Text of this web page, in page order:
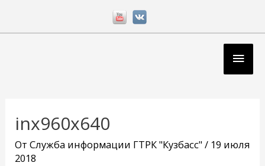
inx960x640
ОтСлужба информации ГТРК "Кузбасс"/ 19 июля
2018
записям